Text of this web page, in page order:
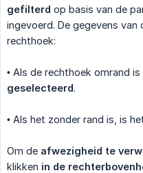
gefilterd op basis van de
ingevoerd. De gegevens van
rechthoek:
• Als de rechthoek omrand
geselecteerd.
• Als het zonder rand is, is
Om de afwezigheid te
klikken in de